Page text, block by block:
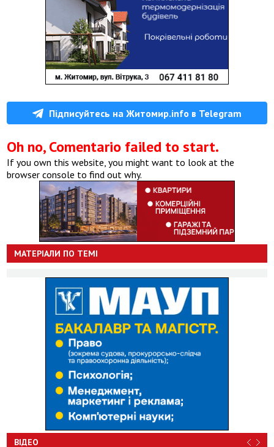
Підписуйтесь на Житомир.info в Telegram
Oh no, Comentario failed to start.
If you own this website, you might want to look at the
browser console to find out why.
МАТЕРІАЛИ ПО ТЕМІ
ВІДЕО